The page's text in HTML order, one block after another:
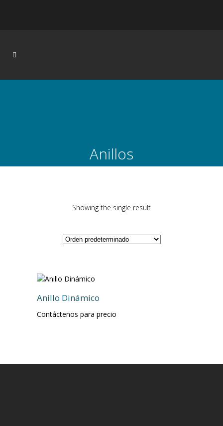
Anillos
Showing the single result
Anillo Dinámico
Contáctenos para precio